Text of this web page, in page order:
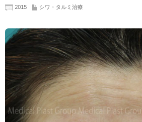
2015 シワ・タルミ治療